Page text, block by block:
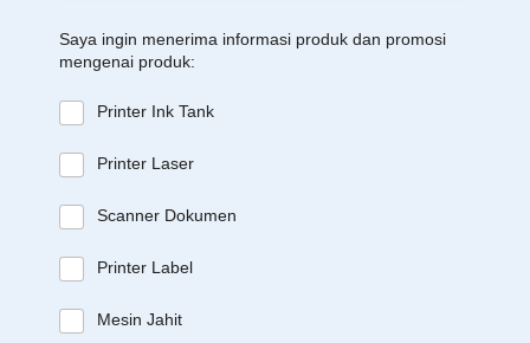
Saya ingin menerima informasi produk dan promosi
mengenai produk:
Printer Ink Tank
Printer Laser
Scanner Dokumen
Printer Label
Mesin Jahit